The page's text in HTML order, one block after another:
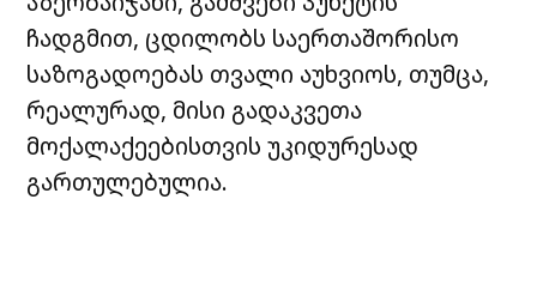
ჩადგმით, ცდილობს საერთაშორისო
საზოგადოებას თვალი აუხვიოს, თუმცა,
რეალურად, მისი გადაკვეთა
მოქალაქეებისთვის უკიდურესად
გართულებულია.